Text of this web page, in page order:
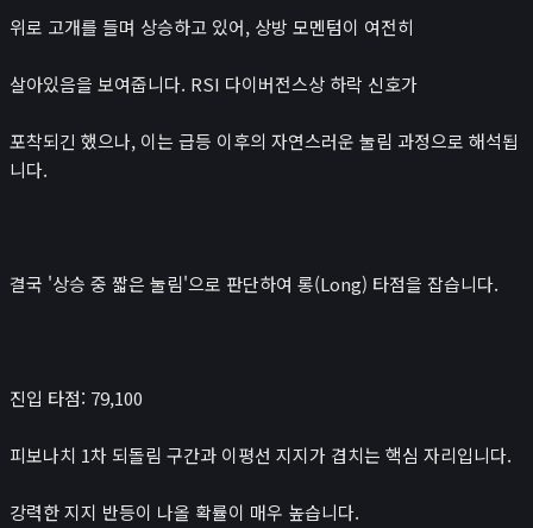
위로 고개를 들며 상승하고 있어, 상방 모멘텀이 여전히
살아있음을 보여줍니다. RSI 다이버전스상 하락 신호가
포착되긴 했으나, 이는 급등 이후의 자연스러운 눌림 과정으로 해석됩
니다.
결국 '상승 중 짧은 눌림'으로 판단하여 롱(Long) 타점을 잡습니다.
진입 타점: 79,100
피보나치 1차 되돌림 구간과 이평선 지지가 겹치는 핵심 자리입니다.
강력한 지지 반등이 나올 확률이 매우 높습니다.